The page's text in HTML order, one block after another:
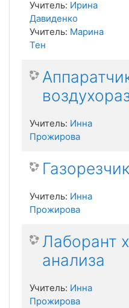
Учитель: Ирина
Давиденко
Учитель: Марина
Тен
Учитель: Инна
Прожирова
Газорезчик
Учитель: Инна
Прожирова
Лаборант
анализа
Учитель: Инна
Прожирова